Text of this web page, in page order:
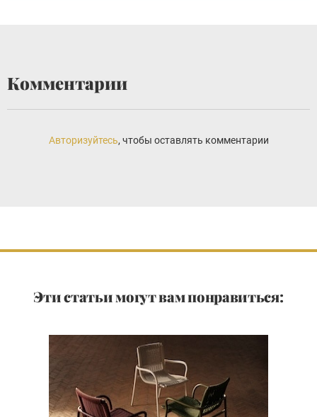
Комментарии
Авторизуйтесь, чтобы оставлять комментарии
Эти статьи могут вам понравиться: